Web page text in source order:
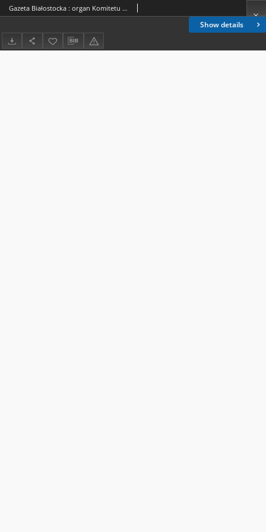
Show details
Gazeta Białostocka : organ Komitetu Wojewódzkiego Polskiej Zjednoczonej Partii Robotniczej 1952.06.14-15 R.2 nr 142